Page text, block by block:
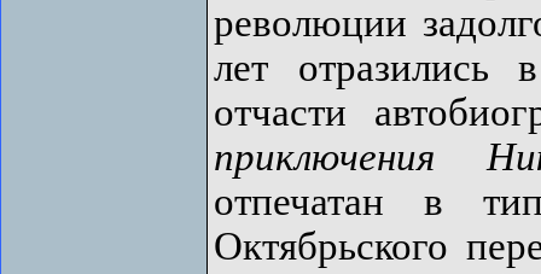
революции
лет отразились
отчасти
приключения
отпечатан в
Октябрьского